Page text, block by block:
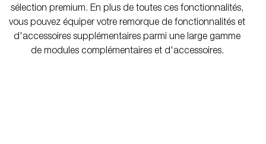
sélection premium. En plus de toutes ces fonctionnalités,
vous pouvez équiper votre remorque de fonctionnalités et
d'accessoires supplémentaires parmi une large gamme
de modules complémentaires et d'accessoires.